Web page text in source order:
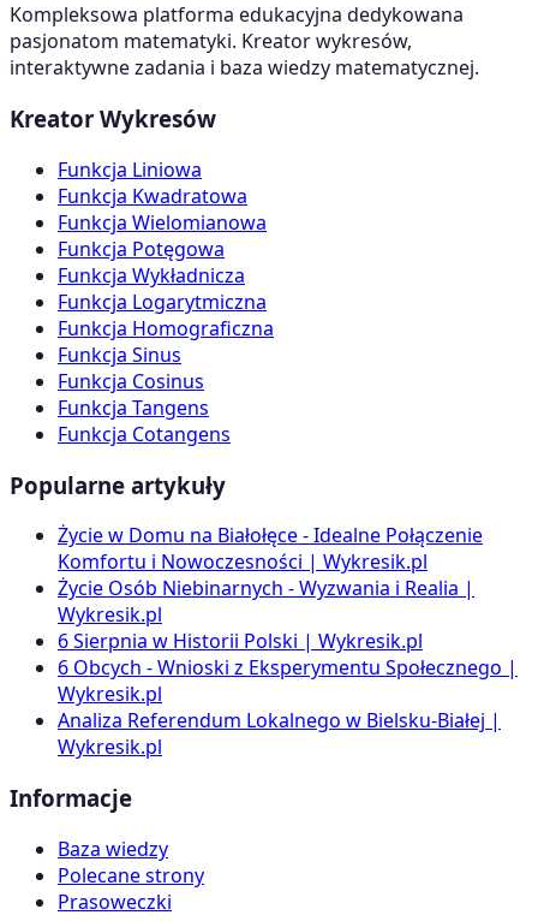
Kompleksowa platforma edukacyjna dedykowana
pasjonatom matematyki. Kreator wykresów,
interaktywne zadania i baza wiedzy matematycznej.
Kreator Wykresów
Funkcja Liniowa
Funkcja Kwadratowa
Funkcja Wielomianowa
Funkcja Potęgowa
Funkcja Wykładnicza
Funkcja Logarytmiczna
Funkcja Homograficzna
Funkcja Sinus
Funkcja Cosinus
Funkcja Tangens
Funkcja Cotangens
Popularne artykuły
Życie w Domu na Białołęce - Idealne Połączenie
Komfortu i Nowoczesności | Wykresik.pl
Życie Osób Niebinarnych - Wyzwania i Realia |
Wykresik.pl
6 Sierpnia w Historii Polski | Wykresik.pl
6 Obcych - Wnioski z Eksperymentu Społecznego |
Wykresik.pl
Analiza Referendum Lokalnego w Bielsku-Białej |
Wykresik.pl
Informacje
Baza wiedzy
Polecane strony
Prasoweczki